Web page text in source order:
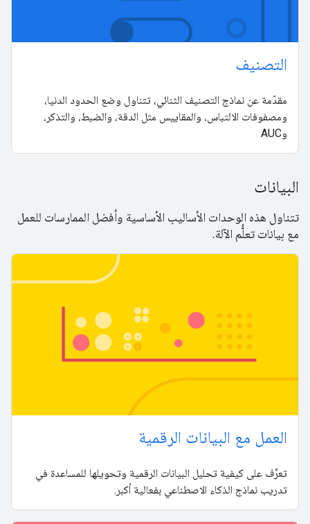
التصنيف
مقدّمة عن نماذج التصنيف الثنائي، تتناول وضع الحدود الدنيا،
ومصفوفات الالتباس، والمقاييس مثل الدقة، والضبط، والتذكر،
وAUC
البيانات
تتناول هذه الوحدات الأساليب الأساسية وأفضل الممارسات للعمل
مع بيانات تعلُّم الآلة.
العمل مع البيانات الرقمية
تعرَّف على كيفية تحليل البيانات الرقمية وتحويلها للمساعدة في
تدريب نماذج الذكاء الاصطناعي بفعالية أكبر.